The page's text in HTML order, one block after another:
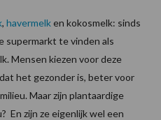
, havermelken kokosmelk: sinds
supermarkt te vinden als
Mensen kiezen voor deze
het gezonder is, beter voor
Maar zijn plantaardige
En zijn ze eigenlijk wel een